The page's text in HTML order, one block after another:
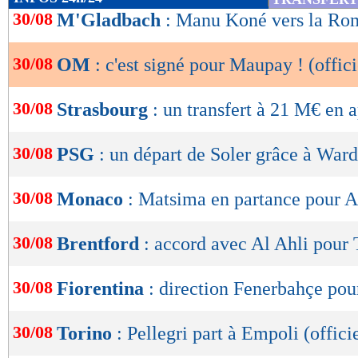
de
OK
30/08 M'Gladbach : Manu Koné vers la
30/08 OM : c'est signé pour Maupay !
30/08 Strasbourg : un transfert à 21 M€ en
30/08 PSG : un départ de Soler grâce à
30/08 Monaco : Matsima en partance pour
30/08 Brentford : accord avec Al Ahli pour
30/08 Fiorentina : direction Fenerbahçe
30/08 Torino : Pellegri part à Empoli